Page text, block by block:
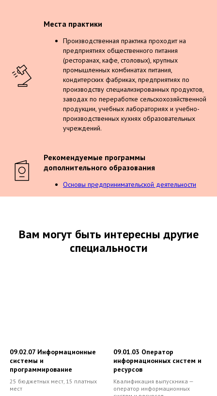
Места практики
Производственная практика проходит на
предприятиях общественного питания
(ресторанах, кафе, столовых), крупных
промышленных комбинатах питания,
кондитерских фабриках, предприятиях по
производству специализированных продуктов,
заводах по переработке сельскохозяйственной
продукции, учебных лабораториях и учебно-
производственных кухнях образовательных
учреждений.
Рекомендуемые программы
дополнительного образования
Основы предпринимательской деятельности
Вам могут быть интересны другие
специальности
09.02.07 Информационные
системы и
программирование
25 бюджетных мест, 15 платных
мест
09.01.03 Оператор
информационных систем и
ресурсов
Квалификация выпускника —
оператор информационных